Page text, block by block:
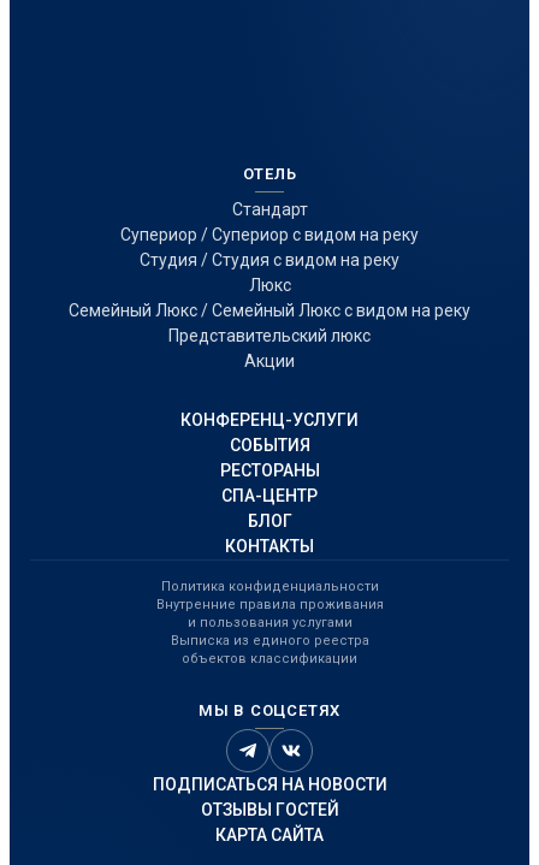
ОТЕЛЬ
Стандарт
Супериор / Супериор с видом на реку
Студия / Студия с видом на реку
Люкс
Семейный Люкс / Семейный Люкс с видом на реку
Представительский люкс
Акции
КОНФЕРЕНЦ-УСЛУГИ
СОБЫТИЯ
РЕСТОРАНЫ
СПА-ЦЕНТР
БЛОГ
КОНТАКТЫ
Политика конфиденциальности
Внутренние правила проживания
и пользования услугами
Выписка из единого реестра
объектов классификации
МЫ В СОЦСЕТЯХ
ПОДПИСАТЬСЯ НА НОВОСТИ
ОТЗЫВЫ ГОСТЕЙ
КАРТА САЙТА